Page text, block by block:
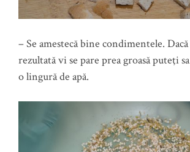
– Se amestecă bine condimentele.
rezultată vi se pare prea groasă puteţi
o lingură de apă.